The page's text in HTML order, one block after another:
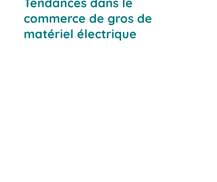
commerce de gros de
matériel électrique